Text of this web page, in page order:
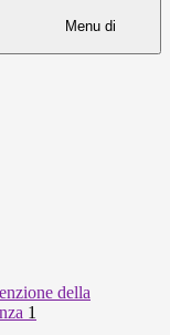
Menu di
della
1